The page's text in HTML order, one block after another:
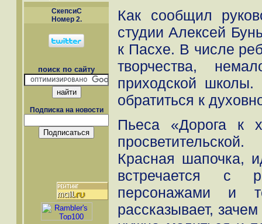
СкепсиС
Номер 2.
поиск по сайту
Подписка на новости
Как сообщил
студии Алексей
к Пасхе. В числе
творчества,
приходской
обратиться к
Пьеса «Дорога к
Красная шапочка,
встречается с
персонажами и
рассказывает,